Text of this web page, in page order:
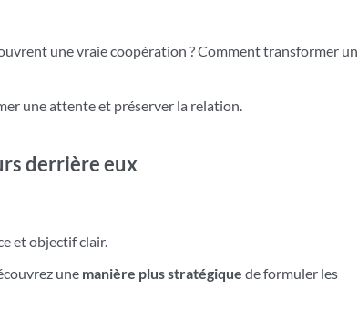
une vraie coopération ? Comment transformer un
une attente et préserver la relation.
derrière eux
et objectif clair.
une manière plus stratégique de formuler les